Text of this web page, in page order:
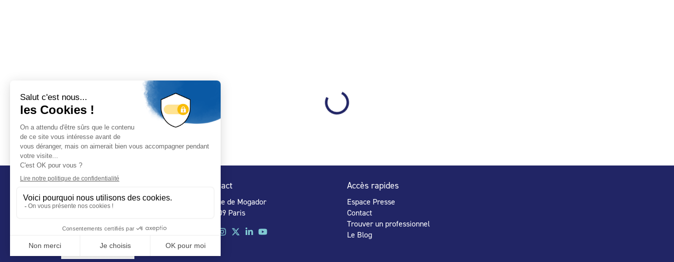
Contact
32 rue de Mogador
75 009 Paris
Accès rapides
Espace Presse
Contact
Trouver un professionnel
Le Blog